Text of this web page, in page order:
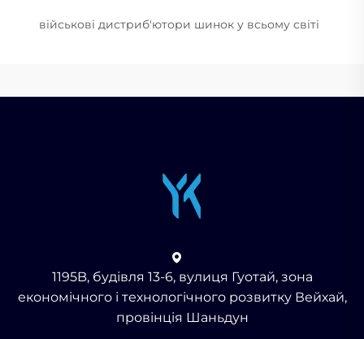
військові дистриб'ютори шинок у всьому світі
1195B, будівля 13-6, вулиця Гуотай, зона
економічного і технологічного розвитку Вейхай,
провінція Шаньдун